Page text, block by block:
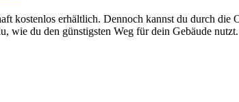
erhältlich. Dennoch kannst du durch die
wie du den günstigsten Weg für dein Gebäude nutzt.